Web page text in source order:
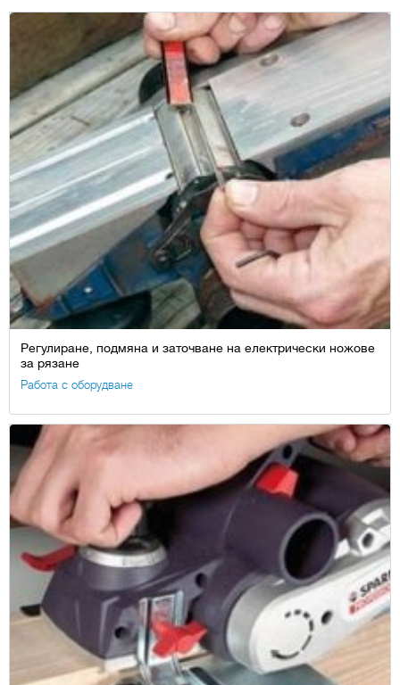
Регулиране, подмяна и заточване на електрически ножове
за рязане
Работа с оборудване